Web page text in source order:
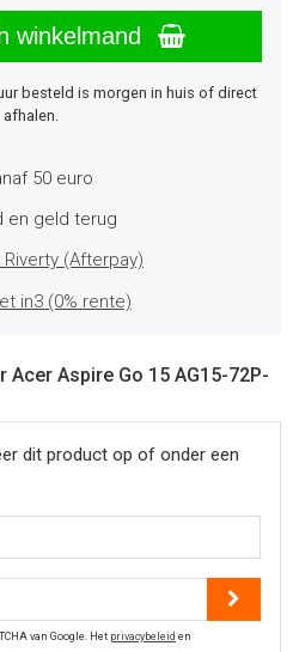
winkelmand
besteld is morgen in huis of direct
afhalen.
50 euro
en geld terug
(Afterpay)
in3 (0% rente)
Aspire Go 15 AG15-72P-
dit product op of onder een
van Google. Het privacybeleid en